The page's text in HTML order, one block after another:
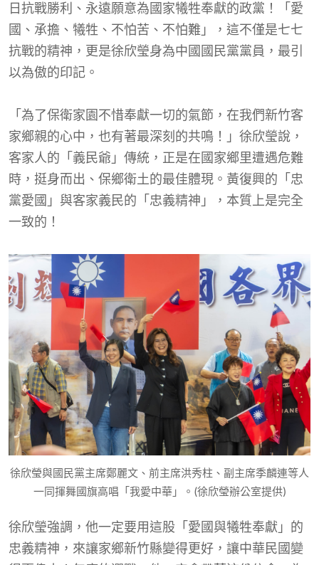
日抗戰勝利、永遠願意為國家犧牲奉獻的政黨！「愛
國、承擔、犧牲、不怕苦、不怕難」，這不僅是七七
抗戰的精神，更是徐欣瑩身為中國國民黨黨員，最引
以為傲的印記。
「為了保衛家園不惜奉獻一切的氣節，在我們新竹客
家鄉親的心中，也有著最深刻的共鳴！」徐欣瑩說，
客家人的「義民爺」傳統，正是在國家鄉里遭遇危難
時，挺身而出、保鄉衛土的最佳體現。黃復興的「忠
黨愛國」與客家義民的「忠義精神」，本質上是完全
一致的！
徐欣瑩與國民黨主席鄭麗文、前主席洪秀柱、副主席季麟連等人
一同揮舞國旗高唱「我愛中華」。(徐欣瑩辦公室提供)
徐欣瑩強調，他一定要用這股「愛國與犧牲奉獻」的
忠義精神，來讓家鄉新竹縣變得更好，讓中華民國變